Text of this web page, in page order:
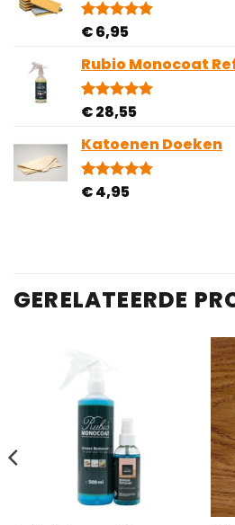
Gewaardeerd
gebaseerd
op
5
klantbeoordelingen
€6,95
Rubio Monocoat
Gewaardeerd
gebaseerd
op
4
klantbeoordelingen
€28,55
Katoenen Doeken
Gewaardeerd
10
€4,95
GERELATEERDE